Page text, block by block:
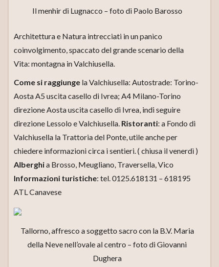
Il menhir di Lugnacco – foto di Paolo Barosso
Architettura e Natura intrecciati in un panìco
coinvolgimento, spaccato del grande scenario della
Vita: montagna in Valchiusella.
Come si raggiunge la Valchiusella: Autostrade: Torino-
Aosta A5 uscita casello di Ivrea; A4 Milano-Torino
direzione Aosta uscita casello di Ivrea, indi seguire
direzione Lessolo e Valchiusella. Ristoranti: a Fondo di
Valchiusella la Trattoria del Ponte, utile anche per
chiedere informazioni circa i sentieri. ( chiusa il venerdì )
Alberghia Brosso, Meugliano, Traversella, Vico
Informazioni turistiche: tel. 0125.618131 – 618195
ATL Canavese
Tallorno, affresco a soggetto sacro con la B.V. Maria
della Neve nell’ovale al centro – foto di Giovanni
Dughera